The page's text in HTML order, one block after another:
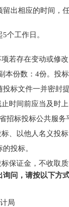
留出相应的时间，
个工作日。
若存在变动或修
本份数：4份。投
标文件一并密封
时间前应当及时
招标投标公共服
、以他人名义投
投标。
保证金，不收取
询问，请按以下方
局